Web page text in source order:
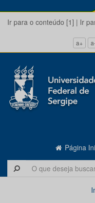
Ir para o conteúdo [1] | Ir
a+
Página